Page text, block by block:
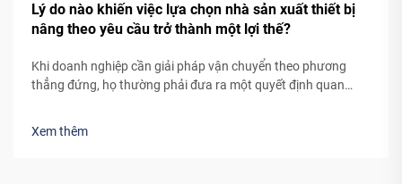
Lý do nào khiến việc lựa chọn nhà sản xuất thiết bị
nâng theo yêu cầu trở thành một lợi thế?
Khi doanh nghiệp cần giải pháp vận chuyển theo phương
thẳng đứng, họ thường phải đưa ra một quyết định quan
Xem thêm